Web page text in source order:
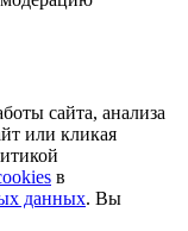
сайта, анализа
или кликая
в
данных. Вы